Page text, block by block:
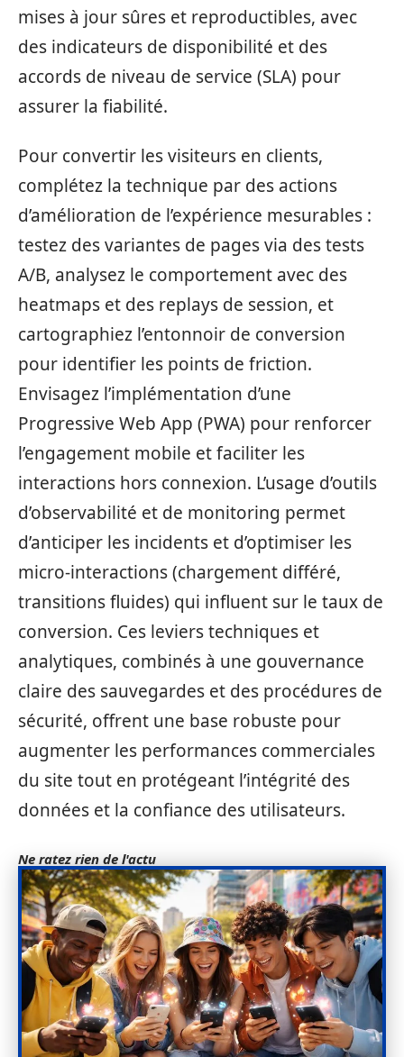
mises à jour sûres et reproductibles, avec
des indicateurs de disponibilité et des
accords de niveau de service (SLA) pour
assurer la fiabilité.
Pour convertir les visiteurs en clients,
complétez la technique par des actions
d’amélioration de l’expérience mesurables :
testez des variantes de pages via des tests
A/B, analysez le comportement avec des
heatmaps et des replays de session, et
cartographiez l’entonnoir de conversion
pour identifier les points de friction.
Envisagez l’implémentation d’une
Progressive Web App (PWA) pour renforcer
l’engagement mobile et faciliter les
interactions hors connexion. L’usage d’outils
d’observabilité et de monitoring permet
d’anticiper les incidents et d’optimiser les
micro‑interactions (chargement différé,
transitions fluides) qui influent sur le taux de
conversion. Ces leviers techniques et
analytiques, combinés à une gouvernance
claire des sauvegardes et des procédures de
sécurité, offrent une base robuste pour
augmenter les performances commerciales
du site tout en protégeant l’intégrité des
données et la confiance des utilisateurs.
Ne ratez rien de l'actu